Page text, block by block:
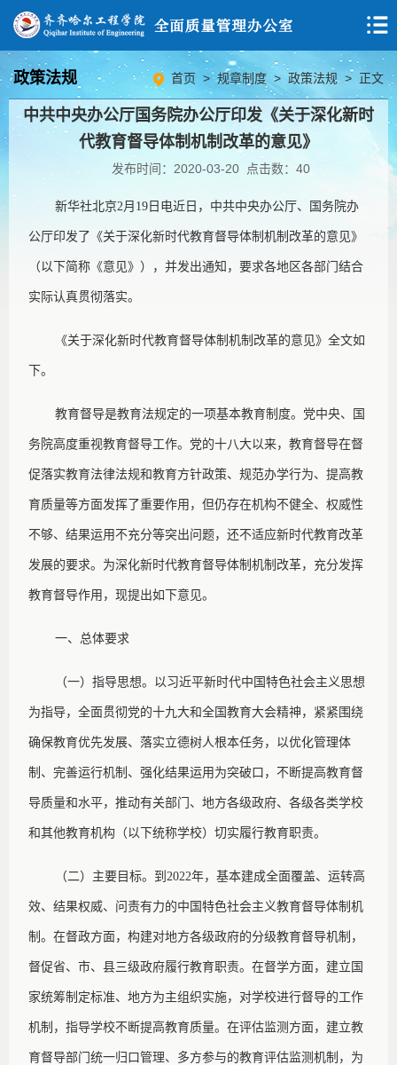
政策法规 首页 >规章制度 > 政策法规> 正文
中共中央办公厅国务院办公厅印发《关于深化新时
代教育督导体制机制改革的意见》
发布时间：2020-03-20 点击数： 40
新华社北京2月19日电近日，中共中央办公厅、国务院办
公厅印发了《关于深化新时代教育督导体制机制改革的意见》
（以下简称《意见》），并发出通知，要求各地区各部门结合
实际认真贯彻落实。
《关于深化新时代教育督导体制机制改革的意见》全文如
下。
教育督导是教育法规定的一项基本教育制度。党中央、国
务院高度重视教育督导工作。党的十八大以来，教育督导在督
促落实教育法律法规和教育方针政策、规范办学行为、提高教
育质量等方面发挥了重要作用，但仍存在机构不健全、权威性
不够、结果运用不充分等突出问题，还不适应新时代教育改革
发展的要求。为深化新时代教育督导体制机制改革，充分发挥
教育督导作用，现提出如下意见。
一、总体要求
（一）指导思想。以习近平新时代中国特色社会主义思想
为指导，全面贯彻党的十九大和全国教育大会精神，紧紧围绕
确保教育优先发展、落实立德树人根本任务，以优化管理体
制、完善运行机制、强化结果运用为突破口，不断提高教育督
导质量和水平，推动有关部门、地方各级政府、各级各类学校
和其他教育机构（以下统称学校）切实履行教育职责。
（二）主要目标。到2022年，基本建成全面覆盖、运转高
效、结果权威、问责有力的中国特色社会主义教育督导体制机
制。在督政方面，构建对地方各级政府的分级教育督导机制，
督促省、市、县三级政府履行教育职责。在督学方面，建立国
家统筹制定标准、地方为主组织实施，对学校进行督导的工作
机制，指导学校不断提高教育质量。在评估监测方面，建立教
育督导部门统一归口管理、多方参与的教育评估监测机制，为